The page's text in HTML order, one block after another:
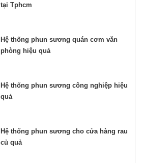
tại Tphcm
Hệ thống phun sương quán cơm văn
phòng hiệu quả
Hệ thống phun sương công nghiệp hiệu
quả
Hệ thống phun sương cho cửa hàng rau
củ quả